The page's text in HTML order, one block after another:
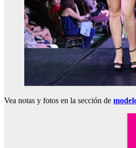
Vea notas y fotos en la sección de